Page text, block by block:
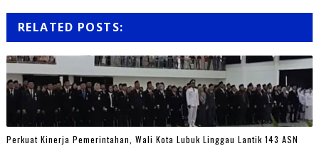
RELATED POSTS:
Perkuat Kinerja Pemerintahan, Wali Kota Lubuk Linggau Lantik 143 ASN